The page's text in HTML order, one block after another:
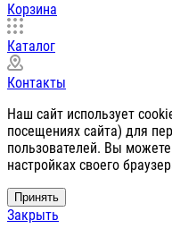
Корзина
Каталог
Контакты
Наш сайт использует
посещениях сайта) для
пользователей. Вы
настройках своего
Принять
Закрыть